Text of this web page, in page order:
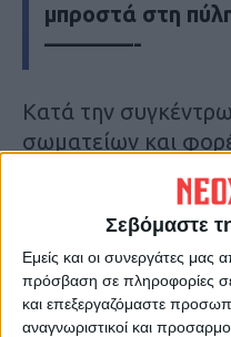
Σεβόμαστε
Εμείς και οι συνεργάτες μας
πρόσβαση σε πληροφορίες
και επεξεργαζόμαστε
αναγνωριστικοί και
μπροστά στη
————-
Κατά την
σωματείων και
εκτενώς στα
εργαζόμενους του
σημαντικές
νοσοκομείου
περισσότερων
χώρας.